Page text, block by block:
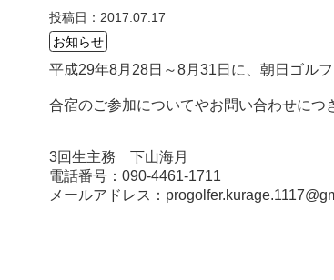
投稿日：2017.07.17
お知らせ
平成29年8月28日～8月31日に、朝日ゴル
合宿のご参加についてやお問い合わせにつ
3回生主務 下山海月
電話番号：090-4461-1711
メールアドレス：